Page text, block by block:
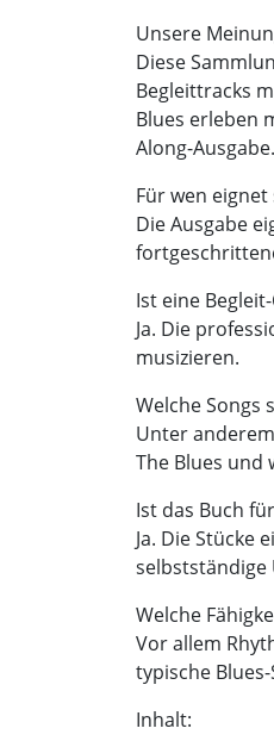
Unsere
Diese
Begleittracks
Blues erleben
Along-Ausgabe.
Für wen eignet
Die Ausgabe
Ist eine
Ja. Die
musizieren.
Welche Songs
Unter
The Blues und
Ist das Buch
Ja. Die
selbstständige
Welche
Vor allem
typische
Inhalt: